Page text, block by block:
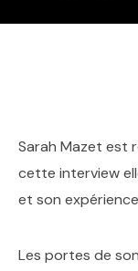
Sarah Mazet est
cette interview
et son
Les portes de